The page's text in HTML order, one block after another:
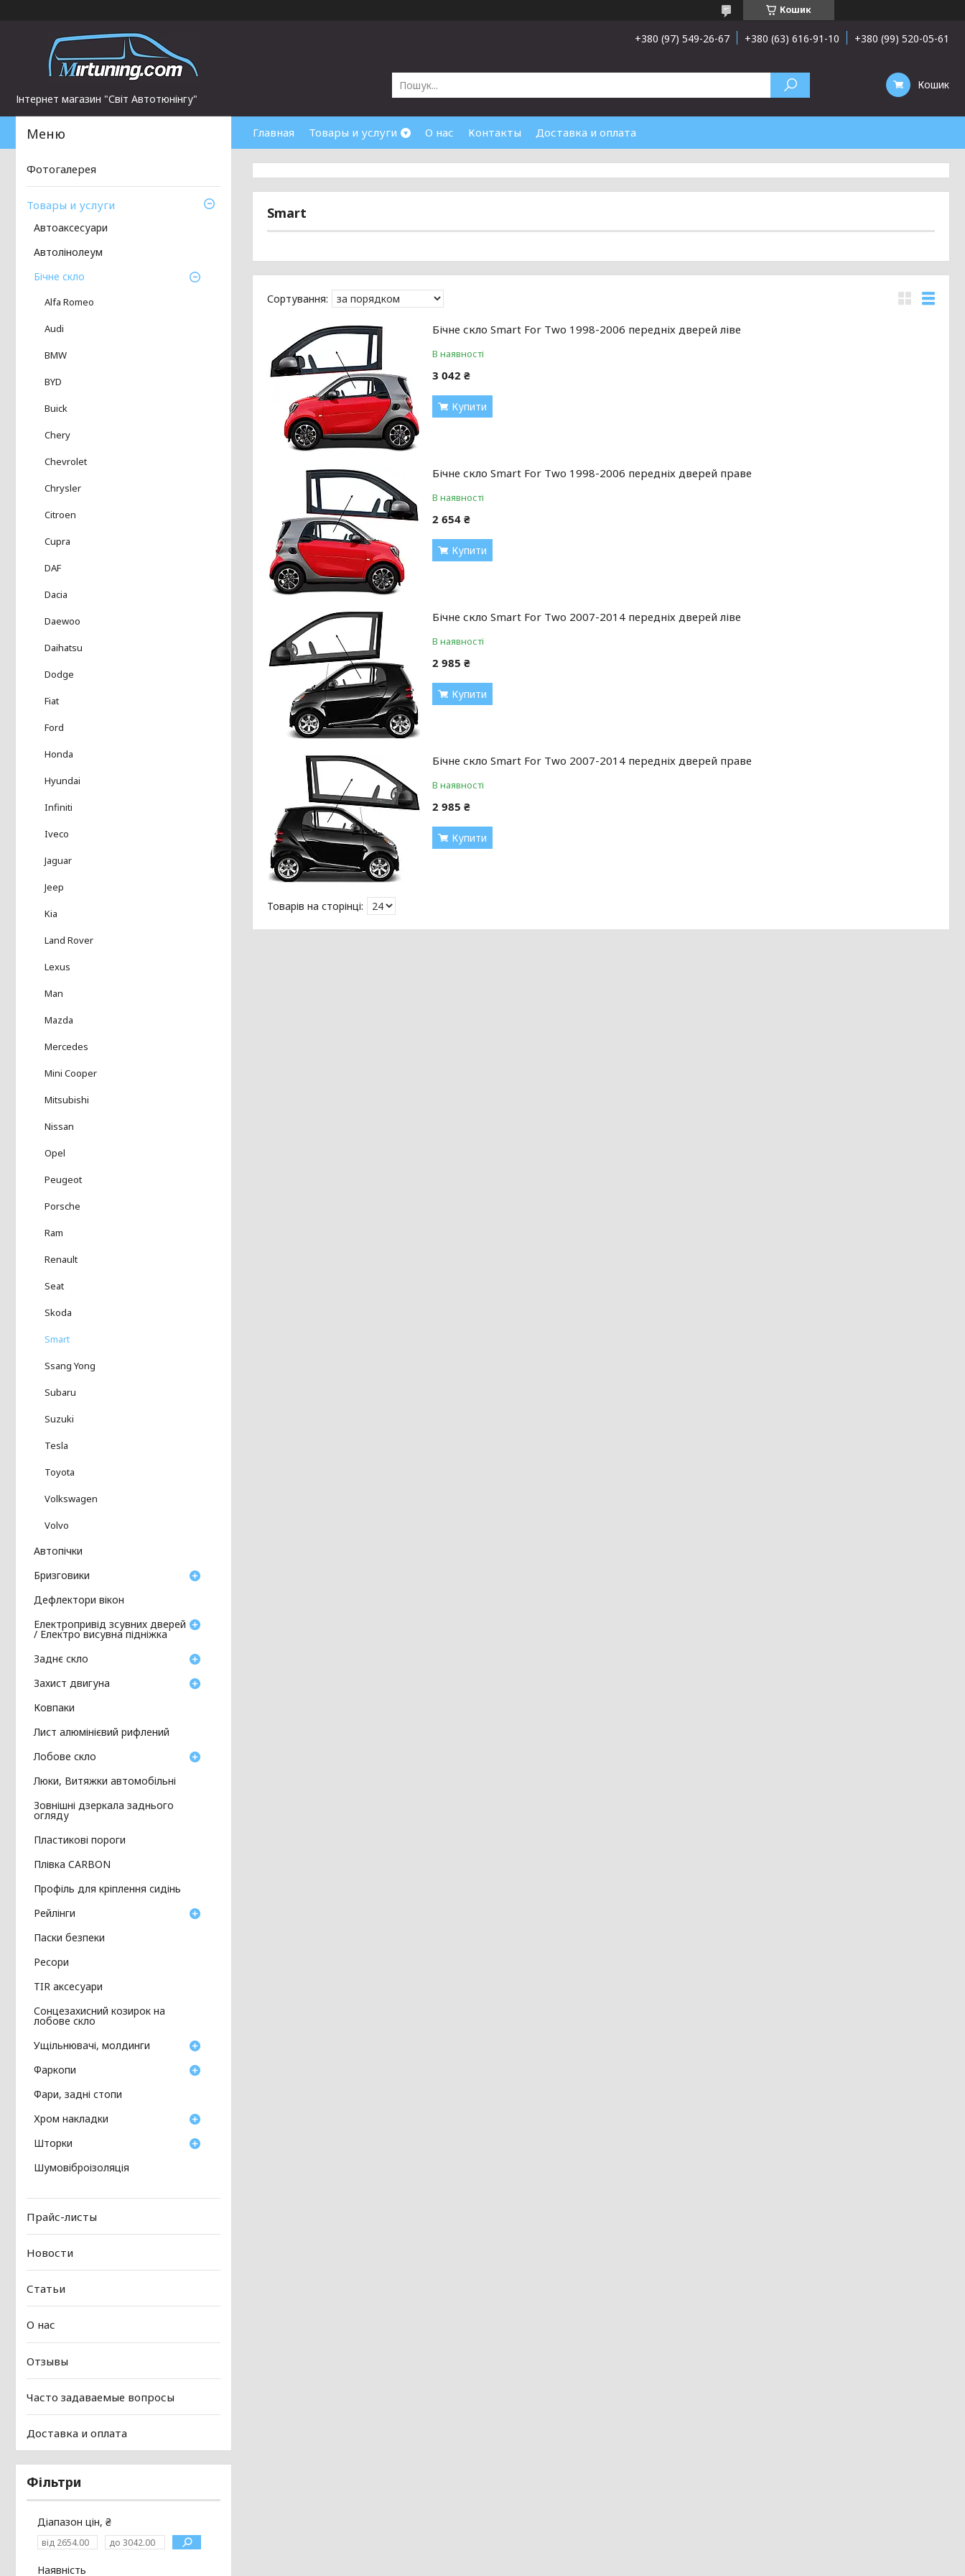
Кошик
Інтернет магазин "Світ Автотюнінгу"
+380 (97) 549-26-67 +380 (63) 616-91-10 +380 (99) 520-05-61
Кошик
Главная Товары и услуги О нас Контакты Доставка и оплата
Smart
Бічне скло Smart For Two 1998-2006 передніх дверей ліве
В наявності
3 042 ₴
Купити
Бічне скло Smart For Two 1998-2006 передніх дверей праве
В наявності
2 654 ₴
Купити
Бічне скло Smart For Two 2007-2014 передніх дверей ліве
В наявності
2 985 ₴
Купити
Бічне скло Smart For Two 2007-2014 передніх дверей праве
В наявності
2 985 ₴
Купити
Фотогалерея
Товары и услуги
Автоаксесуари
Автолінолеум
Бічне скло
Alfa Romeo
Audi
BMW
BYD
Buick
Chery
Chevrolet
Chrysler
Citroen
Cupra
DAF
Dacia
Daewoo
Daihatsu
Dodge
Fiat
Ford
Honda
Hyundai
Infiniti
Iveco
Jaguar
Jeep
Kia
Land Rover
Lexus
Man
Mazda
Mercedes
Mini Cooper
Mitsubishi
Nissan
Opel
Peugeot
Porsche
Ram
Renault
Seat
Skoda
Smart
Ssang Yong
Subaru
Suzuki
Tesla
Toyota
Volkswagen
Volvo
Автопічки
Бризговики
Дефлектори вікон
Електропривід зсувних дверей
/ Електро висувна підніжка
Заднє скло
Захист двигуна
Ковпаки
Лист алюмінієвий рифлений
Лобове скло
Люки, Витяжки автомобільні
Зовнішні дзеркала заднього
огляду
Пластикові пороги
Плівка CARBON
Профіль для кріплення сидінь
Рейлінги
Паски безпеки
Ресори
TIR аксесуари
Сонцезахисний козирок на
лобове скло
Ущільнювачі, молдинги
Фаркопи
Фари, задні стопи
Хром накладки
Шторки
Шумовіброізоляція
Прайс-листы
Новости
Статьи
О нас
Отзывы
Часто задаваемые вопросы
Доставка и оплата
Фільтри
Діапазон цін, ₴
Наявність